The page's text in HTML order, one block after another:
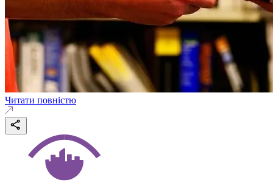
Читати повністю